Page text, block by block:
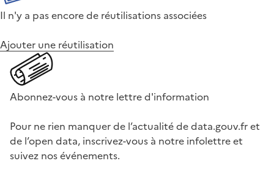
Il n'y a pas encore de réutilisations associées
Ajouter une réutilisation
Abonnez-vous à notre lettre d'information
Pour ne rien manquer de l’actualité de data.gouv.fr et
de l’open data, inscrivez-vous à notre infolettre et
suivez nos événements.